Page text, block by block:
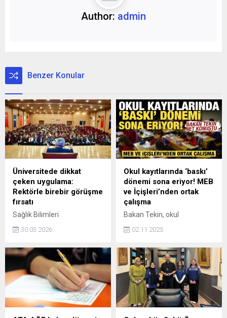
Author: admin
Benzer Konular
Üniversitede dikkat
çeken uygulama:
Rektörle birebir görüşme
fırsatı
Sağlık Bilimleri
“Rektörle Yüz Yüze”
akademisyenler ve idari
personel sorun ve taleplerini
doğrudan Kemalettin
Aydın’a iletirken, çözüm
süreçlerinin hızlandırılması
hedefleniyor.
30.03.2026
Okul kayıtlarında ‘baskı’
dönemi sona eriyor! MEB
ve İçişleri’nden ortak
çalışma
Bakan Tekin, okul
yerleştirme yaptıklarını
okullara kaydettirmek
isteyenlerin baskı yaptığını
belirterek, bu konuda İçişleri
Bakanlığı ile ortak çalışma
yürüteceklerini söyledi.
02.11.2025